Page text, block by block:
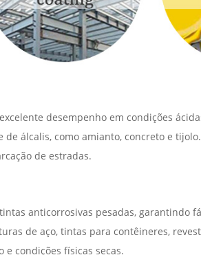
desempenho em condições
álcalis, como amianto, concreto e
de estradas.
anticorrosivas pesadas, garantindo
de aço, tintas para contêineres,
condições físicas secas.